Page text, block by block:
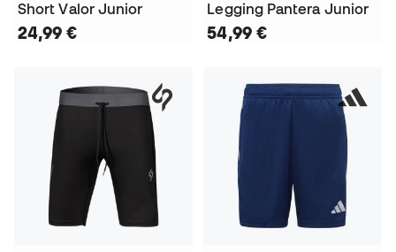
Short Valor Junior
24,99 €
Legging Pantera Junior
54,99 €